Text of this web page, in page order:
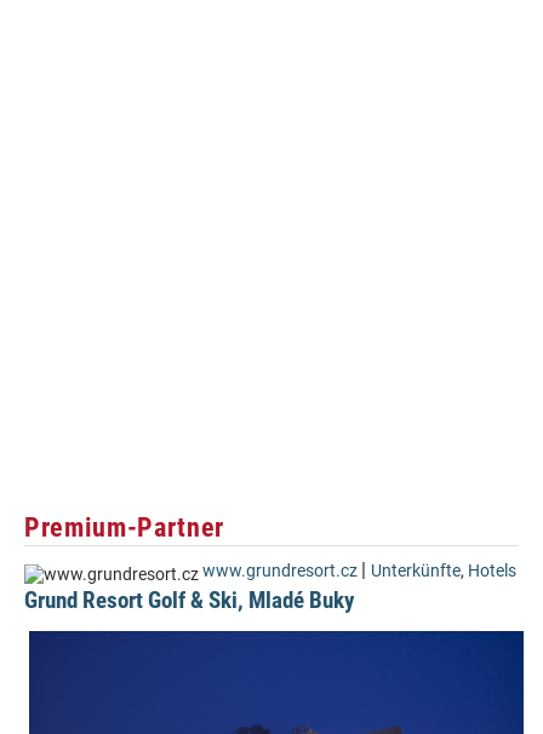
Premium-Partner
www.grundresort.cz | Unterkünfte, Hotels
Grund Resort Golf & Ski, Mladé Buky